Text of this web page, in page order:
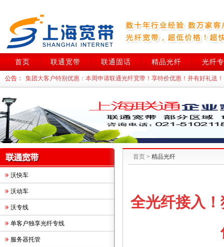
首页 联通宽带 联通固话 精品光纤 光纤
公告： 集团大客户特别优惠：本周申请联通光纤宽带！享特价优惠！并有好礼送！
联通光纤宽带中小企业特惠：大带宽！高网速！低资费！上海中小企业上
沃快车
沃动车
沃专线
单客户独享光纤专线
服务器托管
首页 > 精品光纤
全光纤接入